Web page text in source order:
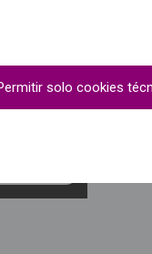
solo cookies